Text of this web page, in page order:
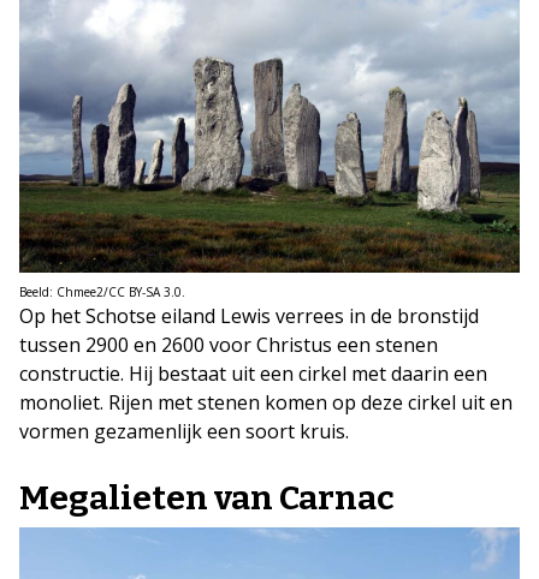
Beeld: Chmee2/CC BY-SA 3.0.
Op het Schotse eiland Lewis verrees in de bronstijd
tussen 2900 en 2600 voor Christus een stenen
constructie. Hij bestaat uit een cirkel met daarin een
monoliet. Rijen met stenen komen op deze cirkel uit en
vormen gezamenlijk een soort kruis.
Megalieten van Carnac